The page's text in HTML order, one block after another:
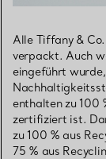
Alle Tiffany &
verpackt. Auch
eingeführt
enthalten zu 100
zertifiziert ist.
zu 100 % aus
75 % aus